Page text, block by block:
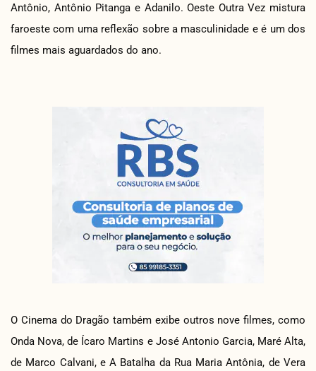
Antônio, Antônio Pitanga e Adanilo. Oeste Outra Vez mistura
faroeste com uma reflexão sobre a masculinidade e é um dos
filmes mais aguardados do ano.
O Cinema do Dragão também exibe outros nove filmes, como
Onda Nova, de Ícaro Martins e José Antonio Garcia, Maré Alta,
de Marco Calvani, e A Batalha da Rua Maria Antônia, de Vera